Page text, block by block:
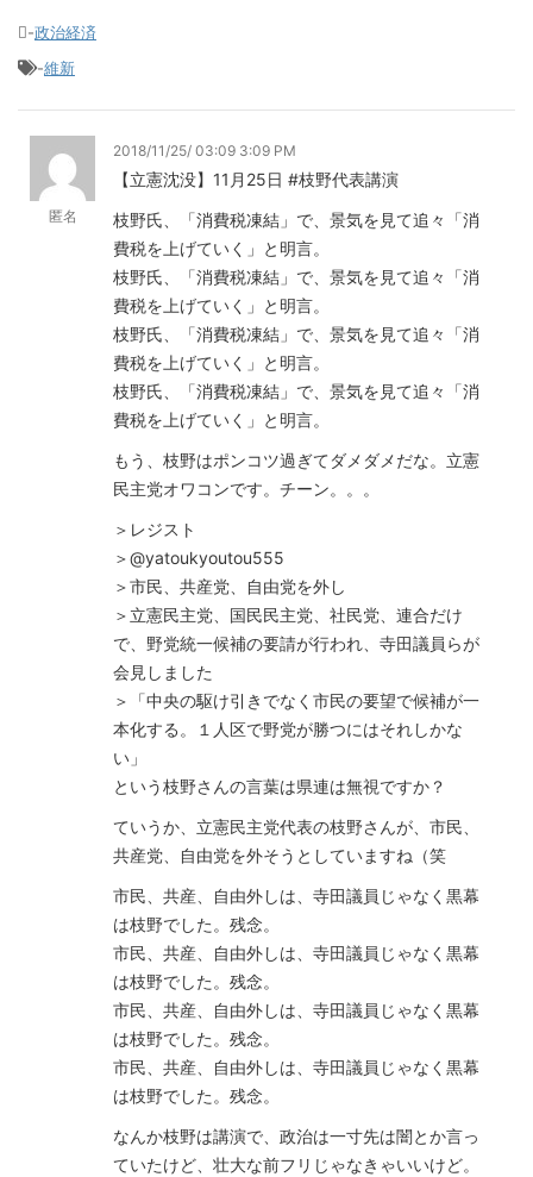
-政治経済
-維新
匿名
2018/11/25/ 03:09 3:09 PM
【立憲沈没】11月25日 #枝野代表講演
枝野氏、「消費税凍結」で、景気を見て追々「消
費税を上げていく」と明言。
枝野氏、「消費税凍結」で、景気を見て追々「消
費税を上げていく」と明言。
枝野氏、「消費税凍結」で、景気を見て追々「消
費税を上げていく」と明言。
枝野氏、「消費税凍結」で、景気を見て追々「消
費税を上げていく」と明言。
もう、枝野はポンコツ過ぎてダメダメだな。立憲
民主党オワコンです。チーン。。。
＞レジスト
＞‏@yatoukyoutou555
＞市民、共産党、自由党を外し
＞立憲民主党、国民民主党、社民党、連合だけ
で、野党統一候補の要請が行われ、寺田議員らが
会見しました
＞「中央の駆け引きでなく市民の要望で候補が一
本化する。１人区で野党が勝つにはそれしかな
い」
という枝野さんの言葉は県連は無視ですか？
ていうか、立憲民主党代表の枝野さんが、市民、
共産党、自由党を外そうとしていますね（笑
市民、共産、自由外しは、寺田議員じゃなく黒幕
は枝野でした。残念。
市民、共産、自由外しは、寺田議員じゃなく黒幕
は枝野でした。残念。
市民、共産、自由外しは、寺田議員じゃなく黒幕
は枝野でした。残念。
市民、共産、自由外しは、寺田議員じゃなく黒幕
は枝野でした。残念。
なんか枝野は講演で、政治は一寸先は闇とか言っ
ていたけど、壮大な前フリじゃなきゃいいけど。